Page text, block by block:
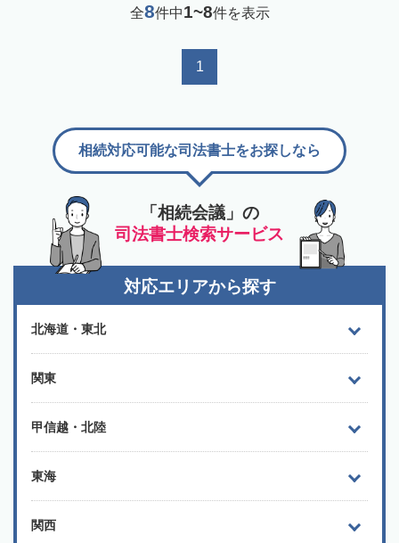
全8件中1~8件を表示
1
「相続会議」の
司法書士検索サービス
相続対応可能な司法書士をお探しなら
対応エリアから探す
北海道・東北
関東
甲信越・北陸
東海
関西